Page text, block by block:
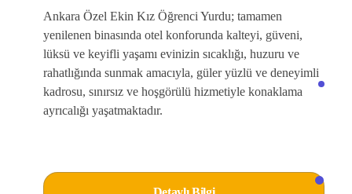
Ankara Özel Ekin Kız Öğrenci Yurdu; tamamen
yenilenen binasında otel konforunda kalteyi, güveni,
lüksü ve keyifli yaşamı evinizin sıcaklığı, huzuru ve
rahatlığında sunmak amacıyla, güler yüzlü ve deneyimli
kadrosu, sınırsız ve hoşgörülü hizmetiyle konaklama
ayrıcalığı yaşatmaktadır.